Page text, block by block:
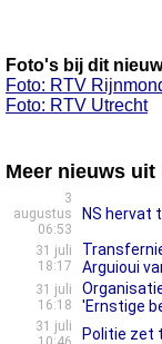
Foto's bij dit
Foto: RTV
Foto: RTV Utrecht
Meer nieuws uit
3
augustus
06:53
NS hervat
31 juli
18:17
Arguioui
31 juli
16:18
'Ernstige
31 juli
Politie zet